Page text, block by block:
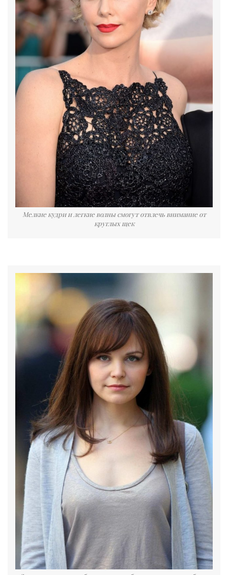
Мелкие кудри и легкие волны смогут отвлечь внимание от
круглых щек